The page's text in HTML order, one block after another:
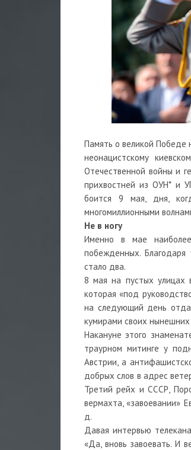
Память о великой
неонацистскому
Отечественной войны и
прихвостней из ОУН* и
боится 9 мая, дня,
многомиллионными
Не в ногу
Именно в мае
побежденных.
стало два.
8 мая на пустых улицах
которая «под
на следующий день
кумирами своих
Накануне этого
траурном митинге у
Австрии, а
добрых слов в адрес
Третий рейх и СССР,
вермахта, «завоевании»
д.
Давая интервью
«Да, вновь завоевать. И